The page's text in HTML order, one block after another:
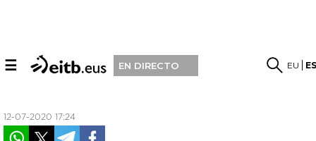
☰ EN DIRECTO EU
12-07-2020 17:24